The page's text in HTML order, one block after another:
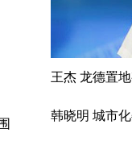
王杰 龙德置